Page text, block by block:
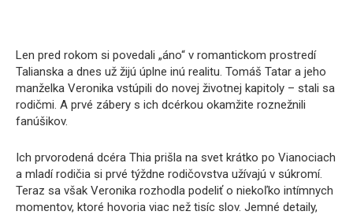
Len pred rokom si povedali „áno“ v romantickom prostredí
Talianska a dnes už žijú úplne inú realitu. Tomáš Tatar a jeho
manželka Veronika vstúpili do novej životnej kapitoly – stali sa
rodičmi. A prvé zábery s ich dcérkou okamžite roznežnili
fanúšikov.
Ich prvorodená dcéra Thia prišla na svet krátko po Vianociach
a mladí rodičia si prvé týždne rodičovstva užívajú v súkromí.
Teraz sa však Veronika rozhodla podeliť o niekoľko intímnych
momentov, ktoré hovoria viac než tisíc slov. Jemné detaily,